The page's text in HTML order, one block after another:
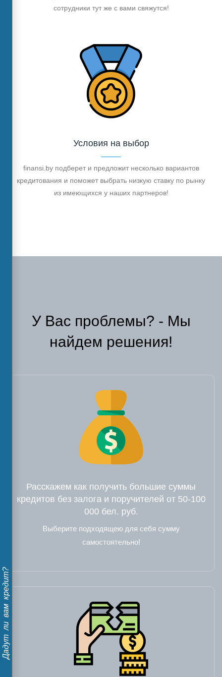
Дадут ли вам кредит?
сотрудники тут же с вами свяжутся!
Условия на выбор
finansi.by подберет и предложит несколько вариантов
кредитования и поможет выбрать низкую ставку по рынку
из имеющихся у наших партнеров!
У Вас проблемы? - Мы
найдем решения!
Расскажем как получить большие суммы
кредитов без залога и поручителей от 50-100
000 бел. руб.
Выберите подходящею для себя сумму
самостоятельно!